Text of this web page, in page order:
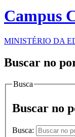
Campus
MINISTÉRIO DA
Buscar no
Busca
Buscar no
Busca: